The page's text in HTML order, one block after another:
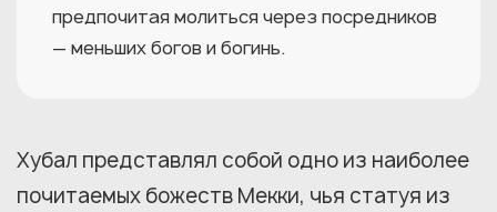
предпочитая молиться через посредников
— меньших богов и богинь.
Хубал представлял собой одно из наиболее
почитаемых божеств Мекки, чья статуя из